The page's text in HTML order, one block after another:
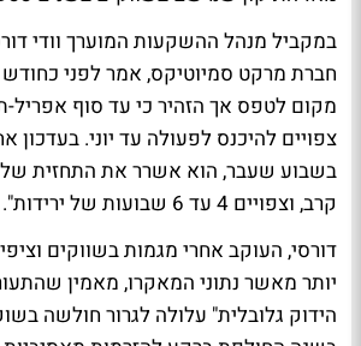
במקביל מנהל ההשקעות המוערך וודי
חברת מרקט סמיוטיקס, אמר לפני
מקום לטפס אך הזהיר כי עד סוף אפריל-
צפויים להיכנס לפעולה עד יוני. בעדכון
בשבוע שעבר, הוא אשרר את התחזית שלו
קרב, וצפויים 4 עד 6 שבועות של ירידות".
דורסי, העוקב אחרי מגמות בשווקים
יותר מאשר נתוני המאקרו, מאמין
הידוק גלובלית" עלולה לגרור חולשה